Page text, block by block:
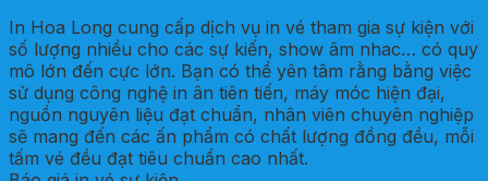
In Hoa Long cung cấp dịch vụ in vé tham gia sự kiện với
số lượng nhiều cho các sự kiến, show âm nhac… có quy
mô lớn đến cực lớn. Bạn có thể yên tâm rằng bằng việc
sử dụng công nghệ in ân tiên tiến, máy móc hiện đại,
nguồn nguyên liệu đạt chuẩn, nhân viên chuyên nghiệp
sẽ mang đến các ấn phẩm có chất lượng đồng đều, mỗi
tấm vé đều đạt tiêu chuẩn cao nhất.